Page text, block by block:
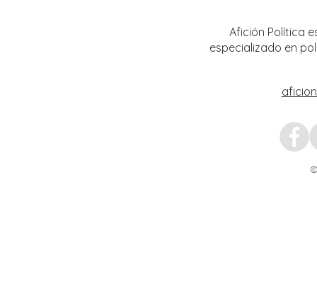
Afición Política
especializado en